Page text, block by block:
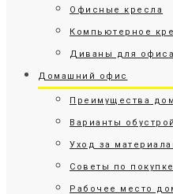
Офисные кресла
Компьютерное
Диваны для офиса
Домашний офис
Преимущества
Варианты
Уход за
Советы по
Рабочее место